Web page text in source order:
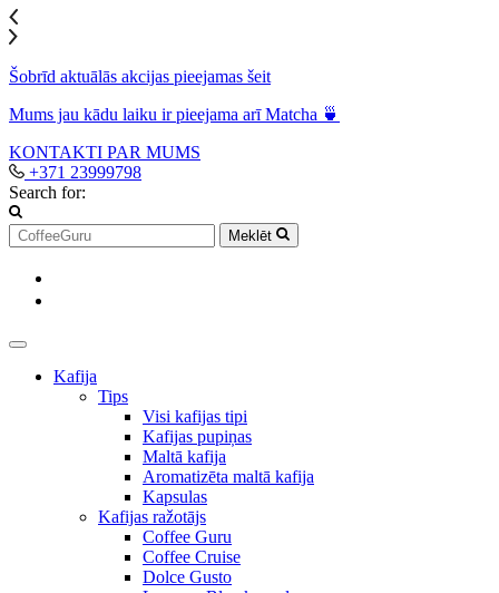
Šobrīd aktuālās akcijas pieejamas šeit
Mums jau kādu laiku ir pieejama arī Matcha 🍵
KONTAKTI PAR MUMS
+371 23999798
Search for:
Meklēt
Kafija
Tips
Visi kafijas tipi
Kafijas pupiņas
Maltā kafija
Aromatizēta maltā kafija
Kapsulas
Kafijas ražotājs
Coffee Guru
Coffee Cruise
Dolce Gusto